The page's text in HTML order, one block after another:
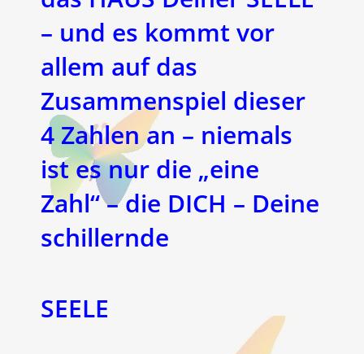
– und es kommt vor
allem auf das
Zusammenspiel dieser
4 Zahlen an – niemals
ist es nur die „eine
Zahl“ – die DICH – Deine
schillernde
SEELE